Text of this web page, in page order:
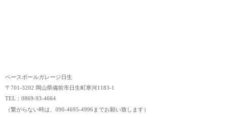
ベースボールガレージ日生
〒701-3202 岡山県備前市日生町寒河1183-1
TEL：0869-93-4664
（繋がらない時は、090-4695-4996までお願い致します）